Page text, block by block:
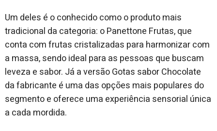
Um deles é o conhecido como o produto mais
tradicional da categoria: o Panettone Frutas, que
conta com frutas cristalizadas para harmonizar com
a massa, sendo ideal para as pessoas que buscam
leveza e sabor. Já a versão Gotas sabor Chocolate
da fabricante é uma das opções mais populares do
segmento e oferece uma experiência sensorial única
a cada mordida.